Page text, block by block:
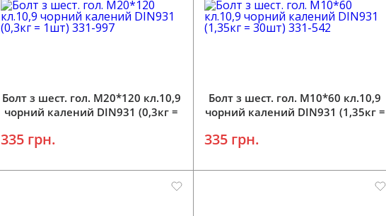
Додати у кошик Додати у кошик
Болт з шест. гол. М20*120 кл.10,9
чорний калений DIN931 (0,3кг =
335 грн.
Болт з шест. гол. М10*60 кл.10,9
чорний калений DIN931 (1,35кг =
335 грн.